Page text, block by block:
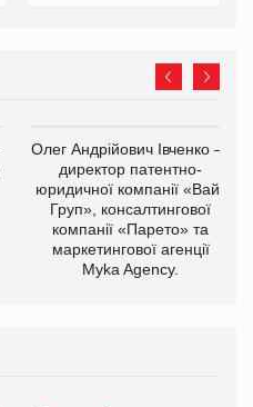
Олег Андрійович Івченко —
директор патентно-
юридичної компанії «Вайз
Груп», консалтингової
компанії «Парето» та
маркетингової агенції
Myka Agency.